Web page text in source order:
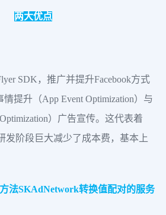
两大优点
SDK，推广并提升Facebook方式
提升（App Event Optimization）与
）广告宣传。这代表着
发阶段巨大减少了成本费，基本上
法SKAdNetwork转换值配对的服务